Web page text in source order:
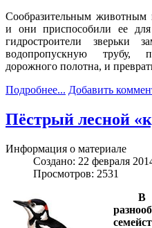
Сообразительным животным
и они приспособили ее
гидростроители зверьки
водопропускную трубу,
дорожного полотна, и
Подробнее... Добавить
Пёстрый лесной
Информация о материале
Создано: 22 февраля
Просмотров: 2531
В